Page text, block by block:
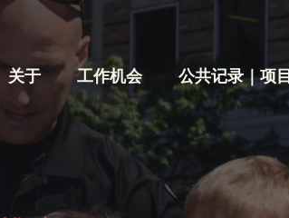
关于 工作机会 公共记录｜项目